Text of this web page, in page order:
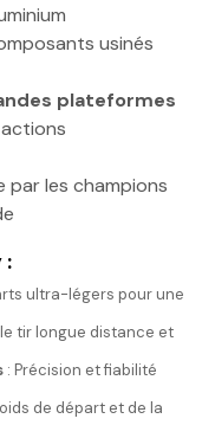
usinés
plateformes
par les champions
:
ultra-légers pour une
tir longue distance et
: Précision et fiabilité
de départ et de la